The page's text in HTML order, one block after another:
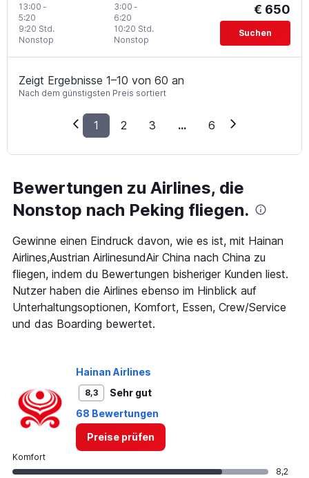
13:00 -
5:20
Nonstop
9:20 Std.
3:00 -
6:20
Nonstop
10:20 Std.
€ 650
Suchen
Zeigt Ergebnisse 1–10 von 60 an
Nach dem günstigsten Preis sortiert
1 2 3 ... 6
Bewertungen zu Airlines, die
Nonstop nach Peking fliegen.
Gewinne einen Eindruck davon, wie es ist, mit Hainan
Airlines,Austrian AirlinesundAir China nach China zu
fliegen, indem du Bewertungen bisheriger Kunden liest.
Nutzer haben die Airlines ebenso im Hinblick auf
Unterhaltungsoptionen, Komfort, Essen, Crew/Service
und das Boarding bewertet.
Hainan Airlines
8,3
Sehr gut
68 Bewertungen
Preise prüfen
Komfort
8,2